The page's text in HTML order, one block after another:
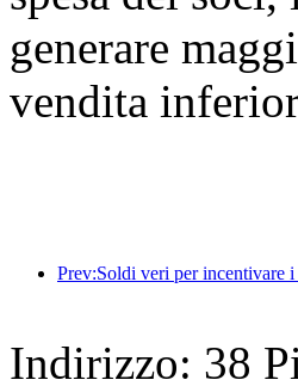
generare
vendita
Indirizzo: 38